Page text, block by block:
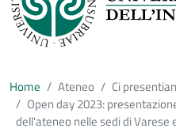
Home Ateneo Ci
Open day 2023:
dell'ateneo nelle sedi di Varese